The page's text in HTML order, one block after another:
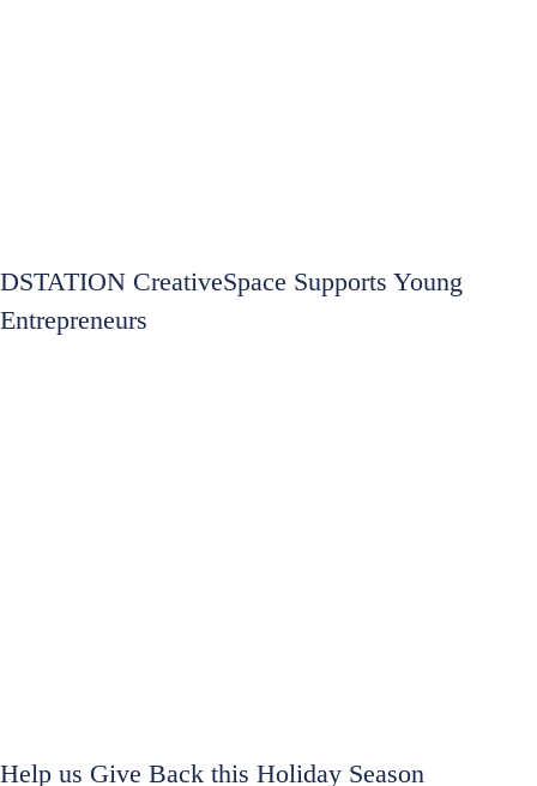
DSTATION CreativeSpace Supports Young
Entrepreneurs
Help us Give Back this Holiday Season